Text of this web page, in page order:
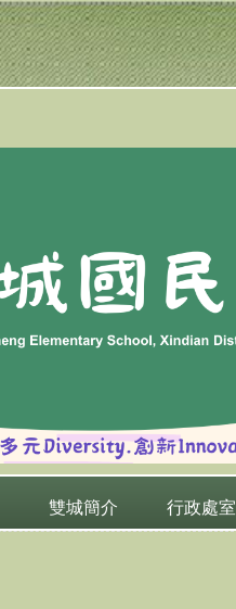
雙城簡介 行政處室